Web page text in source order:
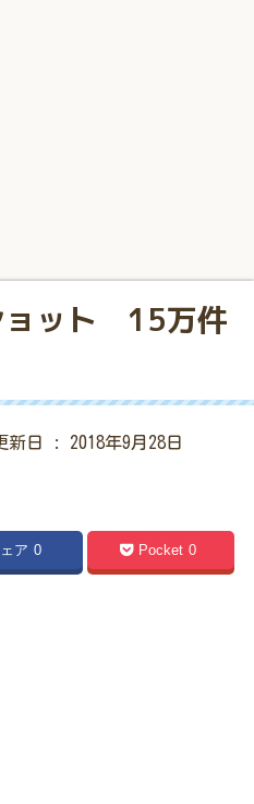
ョット 15万件
新日 : 2018年9月28日
ア 0 Pocket 0